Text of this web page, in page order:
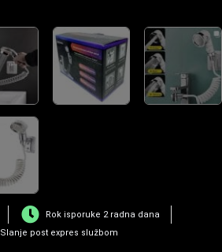
Rok isporuke 2 radna dana
Slanje post expres službom